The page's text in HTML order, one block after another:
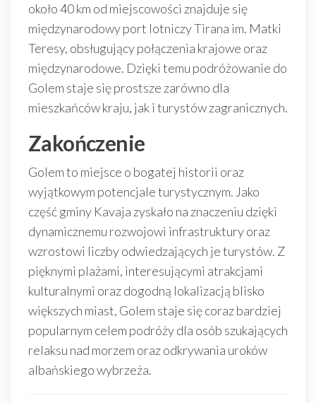
około 40 km od miejscowości znajduje się
międzynarodowy port lotniczy Tirana im. Matki
Teresy, obsługujący połączenia krajowe oraz
międzynarodowe. Dzięki temu podróżowanie do
Golem staje się prostsze zarówno dla
mieszkańców kraju, jak i turystów zagranicznych.
Zakończenie
Golem to miejsce o bogatej historii oraz
wyjątkowym potencjale turystycznym. Jako
część gminy Kavaja zyskało na znaczeniu dzięki
dynamicznemu rozwojowi infrastruktury oraz
wzrostowi liczby odwiedzających je turystów. Z
pięknymi plażami, interesującymi atrakcjami
kulturalnymi oraz dogodną lokalizacją blisko
większych miast, Golem staje się coraz bardziej
popularnym celem podróży dla osób szukających
relaksu nad morzem oraz odkrywania uroków
albańskiego wybrzeża.